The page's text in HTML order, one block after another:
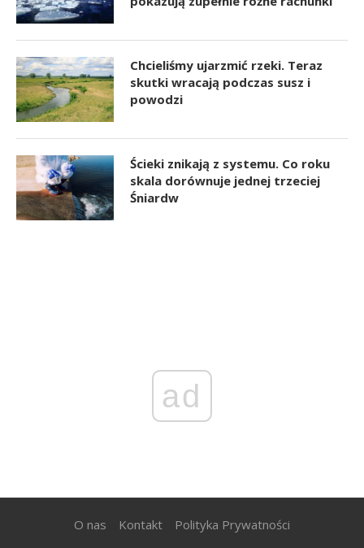
Chcieliśmy ujarzmić rzeki. Teraz
skutki wracają podczas susz i
powodzi
Ścieki znikają z systemu. Co roku
skala dorównuje jednej trzeciej
Śniardw
ad
O nas Kontakt Polityka Prywatności